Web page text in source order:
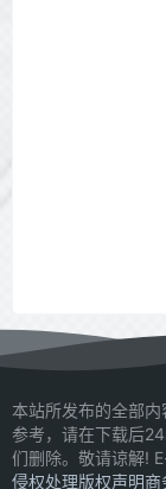
本站所发布的全部
参考，请在下载后
们删除。敬请谅解!
侵权处理版权声明商